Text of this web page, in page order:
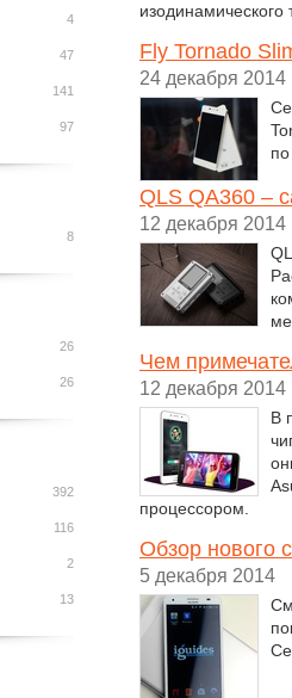
изодинамического
Fly Tornado
24 декабря 2014
QLS QA360 –
12 декабря 2014
Чем
12 декабря 2014
В
процессором.
Обзор нового
5 декабря 2014
4
47
141
97
8
26
26
392
116
2
13